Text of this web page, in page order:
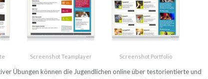
Screenshot Teamplayer Screenshot Portfolio
Übungen können die Jugendlichen online über testorientierte und